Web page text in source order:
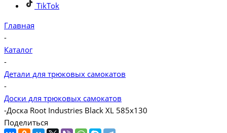
TikTok
Главная
-
Каталог
-
Детали для трюковых самокатов
-
Доски для трюковых самокатов
-Доска Root Industries Black XL 585x130
Поделиться